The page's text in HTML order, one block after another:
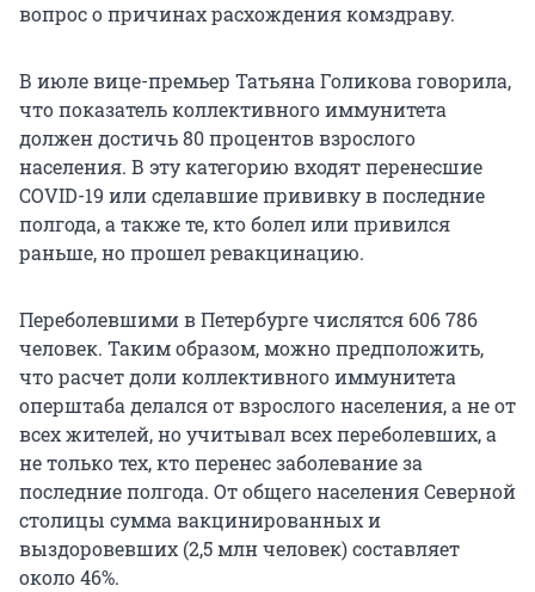
вопрос о причинах расхождения комздраву.
В июле вице-премьер Татьяна Голикова говорила,
что показатель коллективного иммунитета
должен достичь 80 процентов взрослого
населения. В эту категорию входят перенесшие
COVID-19 или сделавшие прививку в последние
полгода, а также те, кто болел или привился
раньше, но прошел ревакцинацию.
Переболевшими в Петербурге числятся 606 786
человек. Таким образом, можно предположить,
что расчет доли коллективного иммунитета
оперштаба делался от взрослого населения, а не от
всех жителей, но учитывал всех переболевших, а
не только тех, кто перенес заболевание за
последние полгода. От общего населения Северной
столицы сумма вакцинированных и
выздоровевших (2,5 млн человек) составляет
около 46%.